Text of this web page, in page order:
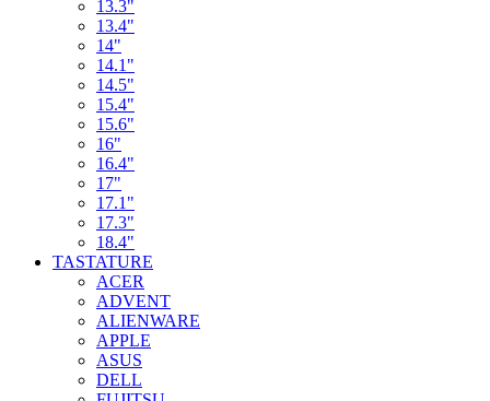
13.3"
13.4"
14"
14.1"
14.5"
15.4"
15.6"
16"
16.4"
17"
17.1"
17.3"
18.4"
TASTATURE
ACER
ADVENT
ALIENWARE
APPLE
ASUS
DELL